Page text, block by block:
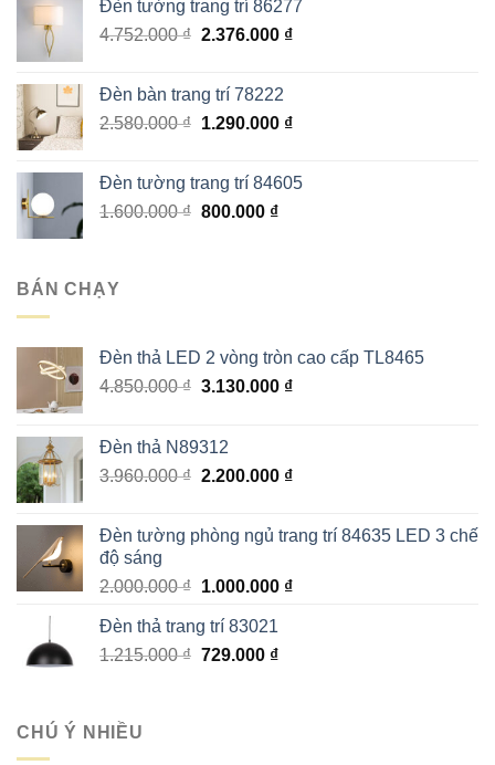
là:
1.170.000 ₫.
tại
là:
Đèn tường trang trí 86277
4.752.000₫ Giá
4.752.000 ₫.
2.376.000 ₫Giá
2.376.000 ₫.
Đèn bàn trang trí 78222
2.580.000₫ Giá
2.580.000 ₫.
1.290.000 ₫Giá
là:
Đèn tường trang trí 84605
1.600.000₫ Giá
800.000 ₫Giá
BÁN CHẠY
Đèn thả LED 2 vòng tròn cao cấp TL8465
4.850.000₫ Giá
4.850.000 ₫.
3.130.000 ₫Giá
3.130.000 ₫.
Đèn thả N89312
3.960.000₫ Giá
3.960.000 ₫.
2.200.000 ₫Giá
là:
Đèn tường phòng ngủ trang trí 84635 LED 3 chế
độ sáng
2.000.000₫ Giá
là:
2.000.000 ₫.
1.000.000 ₫Giá
Đèn thả trang trí 83021
1.215.000₫ Giá
729.000 ₫Giá
CHÚ Ý NHIỀU